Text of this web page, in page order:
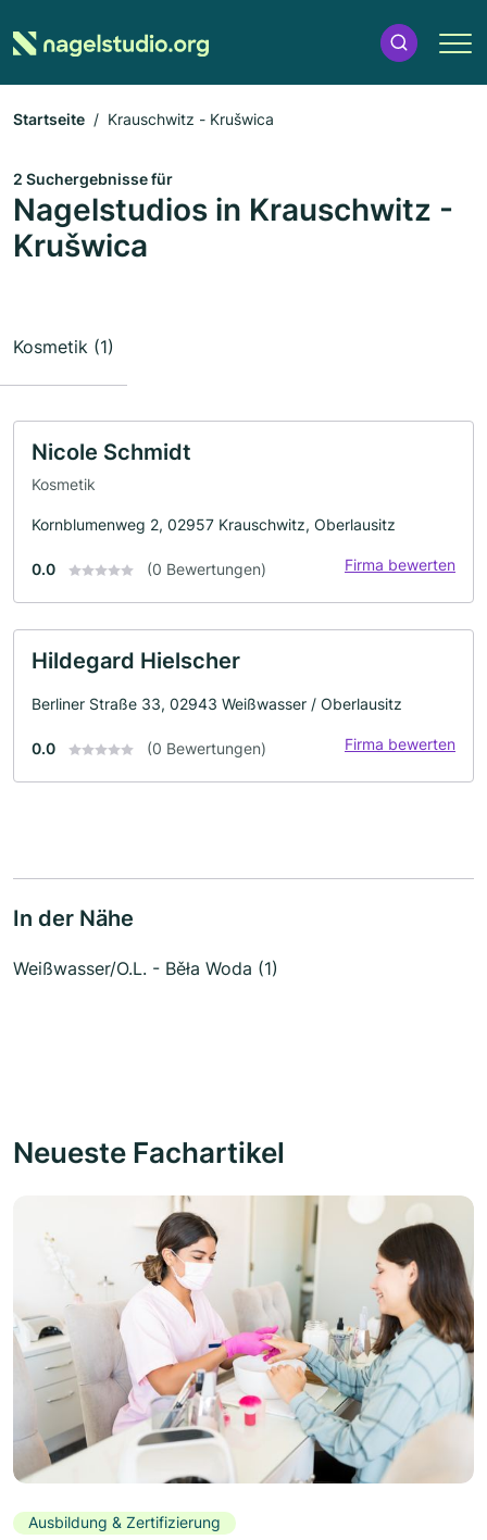
Startseite Krauschwitz - Krušwica
2 Suchergebnisse für
Nagelstudios in Krauschwitz -
Krušwica
Kosmetik (1)
Nicole Schmidt
Kosmetik
Kornblumenweg 2, 02957 Krauschwitz, Oberlausitz
0.0 (0 Bewertungen) Firma bewerten
Hildegard Hielscher
Berliner Straße 33, 02943 Weißwasser / Oberlausitz
0.0 (0 Bewertungen) Firma bewerten
In der Nähe
Weißwasser/O.L. - Běła Woda (1)
Neueste Fachartikel
Ausbildung & Zertifizierung